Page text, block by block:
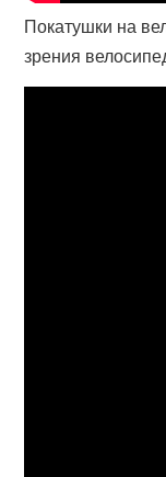
Покатушки на
зрения